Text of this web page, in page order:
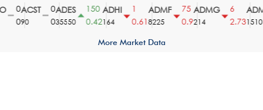
ACST
90
ADES
35550
150
0.42
ADHI
164
0.61
ADMF
8225
75
0.9
ADMG
214
2.73
ADMR
1510
More Market Data